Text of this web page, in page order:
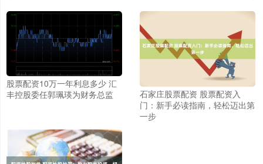
股票配资10万一年利息多少 汇
丰控股委任郭珮瑛为财务总监
石家庄股票配资 股票配资入
门：新手必读指南，轻松迈出第
一步